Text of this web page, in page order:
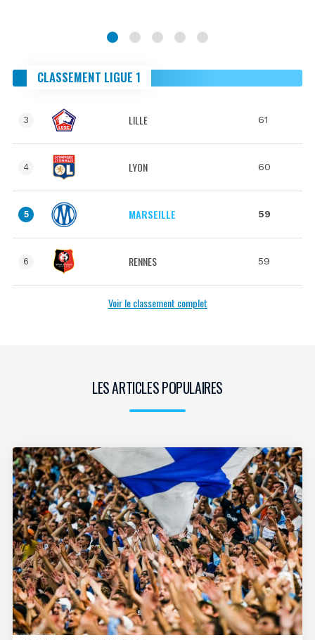
CLASSEMENT LIGUE 1
3 LILLE 61
4 LYON 60
5 MARSEILLE 59
6 RENNES 59
Voir le classement complet
LES ARTICLES POPULAIRES